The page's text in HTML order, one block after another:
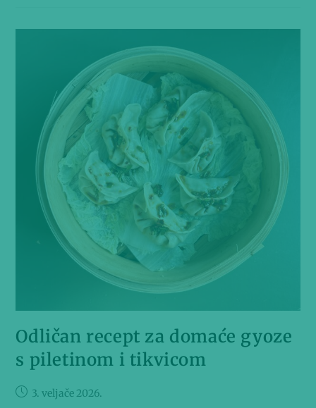
Odličan recept za domaće gyoze
s piletinom i tikvicom
3. veljače 2026.